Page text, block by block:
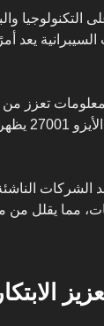
التكنولوجيا
يعد
تعزز من
بالإضافة إلى
ذلك، أن الأيزو 27001 يساعد
مما يقلل